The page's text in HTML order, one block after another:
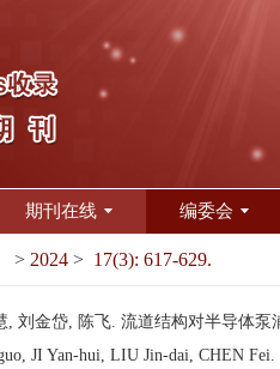
期刊在线 编委会
> 2024 > 17(3): 617-629.
刘金岱, 陈飞. 流道结构对半导体泵
JI Yan-hui, LIU Jin-dai, CHEN Fei.